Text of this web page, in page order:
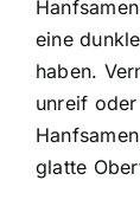
eine
haben.
unreif
glatte